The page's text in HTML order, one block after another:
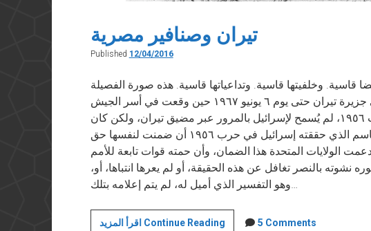
تيران وصنافير مصرية
Published 12/04/2016
قاسية. وخلفيتها قاسية. وتداعياتها قاسية. هذه صورة الفصيلة
المصرية التي كانت تحمي جزيرة تيران حتى يوم ٦ يونيو ١٩٦٧ حين وقعت في أسر الجيش
الإسرائيلي. خلفية قصيرة: حتى حرب ١٩٥٦، لم يُسمح لإسرائيل بالمرور عبر مضيق تيران، ولكن كان
من أهم نتائج الانتصار العسكري الحاسم الذي حققته إسرائيل في حرب ١٩٥٦ أن ضمنت لنفسها حق
الولايات المتحدة هذا الضمان، وأن حمته قوات تابعة للأمم
بالنصر تغافل عن هذه الحقيقة، أو لم يعرها انتباها، أو،
وهو التفسير الذي أميل له، لم يتم إعلامه بتلك…
اقرأ المزيد Continue Readingتيران 5 Comments